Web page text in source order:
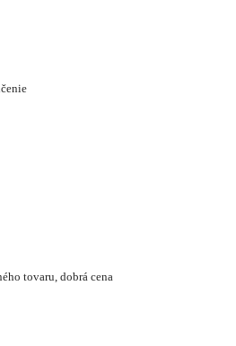
tovaru, dobrá cena